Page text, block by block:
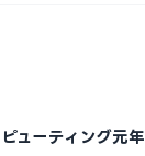
ーティング元年